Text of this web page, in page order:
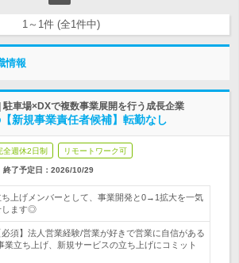
1～1件 (全1件中)
情報
駐車場×DXで複数事業展開を行う成長企業
新規事業責任者候補】転勤なし
全週休2日制 リモートワーク可
終了予定日： 2026/10/29
ち上げメンバーとして、事業開発と0→1拡大を一気
します◎
須】法人営業経験/営業が好きで営業に自信がある
立ち上げ、新規サービスの立ち上げにコミット